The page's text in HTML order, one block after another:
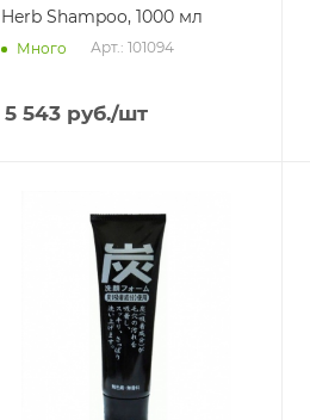
Herb Shampoo, 1000 мл
Много Арт.: 101094
5 543руб./шт